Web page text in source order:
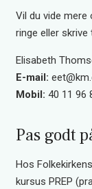
Vil du vide mere
ringe eller
Elisabeth
E-mail:
Mobil: 40 11 96
Pas godt
Hos
kursus PREP